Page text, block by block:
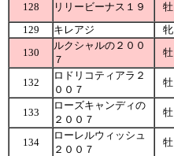
128 リリービーナス１９ 牡
129
キレアジ 牝
130
ルクシャルの２００
７
牡
132
ロドリコティアラ２
００７
牡
133
ローズキャンディの
２００７
牡
134
ローレルウィッシュ
２００７
牡